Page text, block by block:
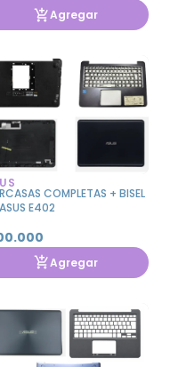
Agregar
COMPLETAS + BISEL
E402
Agregar